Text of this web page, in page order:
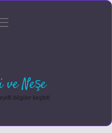
ve Neşe
bilgiler keşfet!